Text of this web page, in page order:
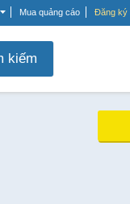
Mua quảng cáo Đăng ký
kiếm